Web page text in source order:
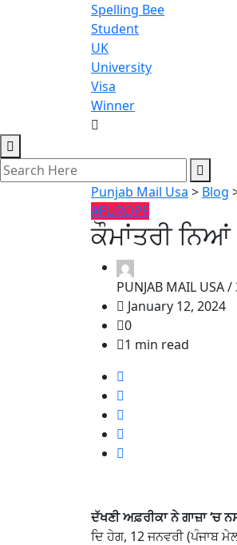
Spelling Bee
Student
UK
University
Visa
Winner
Punjab Mail Usa > Blog
#EUROPE
ਕੌਮਾਂਤਰੀ
PUNJAB MAIL USA /
January 12, 2024
0
1 min read
ਦੱਖਣੀ ਅਫ਼ਰੀਕਾ ਨੇ ਗਾਜ਼ਾ ‘ਚ
ਦਿ ਹੇਗ, 12 ਜਨਵਰੀ (ਪੰਜਾਬ